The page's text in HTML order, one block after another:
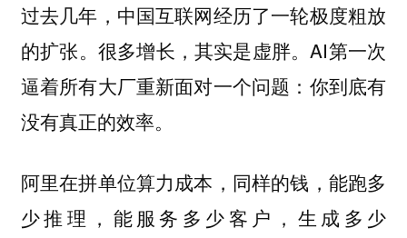
过去几年，中国互联网经历了一轮极度粗放
的扩张。很多增长，其实是虚胖。AI第一次
逼着所有大厂重新面对一个问题： 你到底有
没有真正的效率。
阿里在拼单位算力成本，同样的钱，能跑多
少推理，能服务多少客户，生成多少